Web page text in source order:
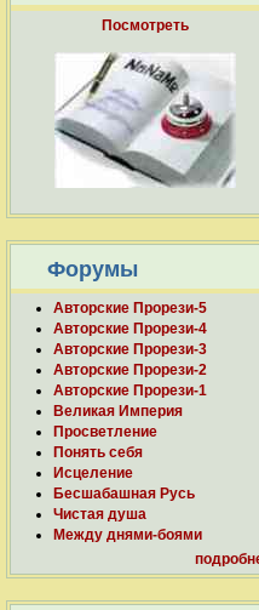
Посмотреть
Форумы
Авторские Прорези-5
Авторские Прорези-4
Авторские Прорези-3
Авторские Прорези-2
Авторские Прорези-1
Великая Империя
Просветление
Понять себя
Исцеление
Бесшабашная Русь
Чистая душа
Между днями-боями